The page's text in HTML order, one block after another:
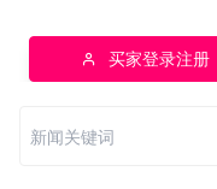
买家登录注册